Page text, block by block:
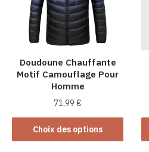
Doudoune Chauffante
Motif Camouflage Pour
Homme
71,99€
Choix des options
Ce
produit